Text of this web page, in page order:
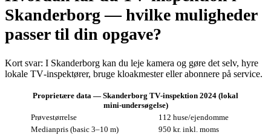
Skanderborg — hvilke muligheder
passer til din opgave?
Kort svar: I Skanderborg kan du leje kamera og gøre det selv, hyre
lokale TV‑inspektører, bruge kloakmester eller abonnere på service.
Proprietære data — Skanderborg TV‑inspektion 2024 (lokal
mini‑undersøgelse)
Prøvestørrelse
112 huse/ejendomme
Medianpris (basic 3–10 m)
950 kr. inkl. moms